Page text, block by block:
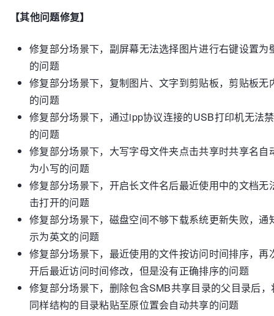
【其他问题修复】
修复部分场景下，副屏幕无法选择图片进行右键设置为
的问题
修复部分场景下，复制图片、文字到剪贴板，剪贴板无
的问题
修复部分场景下，通过ipp协议连接的USB打印机无法
的问题
修复部分场景下，大写字母文件夹点击共享时共享名自
为小写的问题
修复部分场景下，开启长文件名后最近使用中的文档无
击打开的问题
修复部分场景下，磁盘空间不够下载系统更新失败，通
示为英文的问题
修复部分场景下，最近使用的文件按访问时间排序，再
开后最近访问时间修改，但是没有正确排序的问题
修复部分场景下，删除包含SMB共享目录的父目录后，
同样结构的目录粘贴至原位置会自动共享的问题